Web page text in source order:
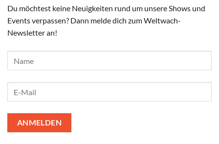
Du möchtest keine Neuigkeiten rund um unsere Shows und
Events verpassen? Dann melde dich zum Weltwach-
Newsletter an!